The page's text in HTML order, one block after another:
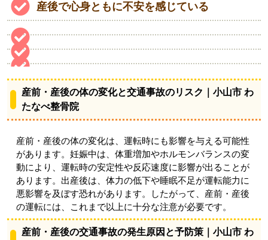
産後で心身ともに不安を感じている
産前・産後の体の変化と交通事故のリスク｜小山市 わ
たなべ整骨院
産前・産後の体の変化は、運転時にも影響を与える可能性
があります。妊娠中は、体重増加やホルモンバランスの変
動により、運転時の安定性や反応速度に影響が出ることが
あります。出産後は、体力の低下や睡眠不足が運転能力に
悪影響を及ぼす恐れがあります。したがって、産前・産後
の運転には、これまで以上に十分な注意が必要です。
産前・産後の交通事故の発生原因と予防策｜小山市 わ